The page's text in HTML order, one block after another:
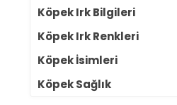
Köpek Irk Bilgileri
Köpek Irk Renkleri
Köpek İsimleri
Köpek Sağlık